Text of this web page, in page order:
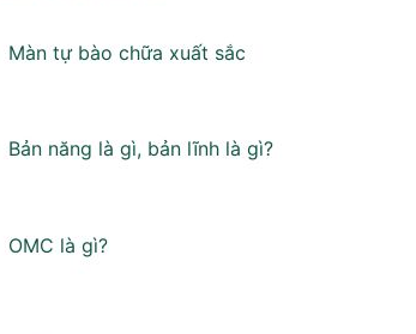
Màn tự bào chữa xuất sắc
Bản năng là gì, bản lĩnh là gì?
OMC là gì?